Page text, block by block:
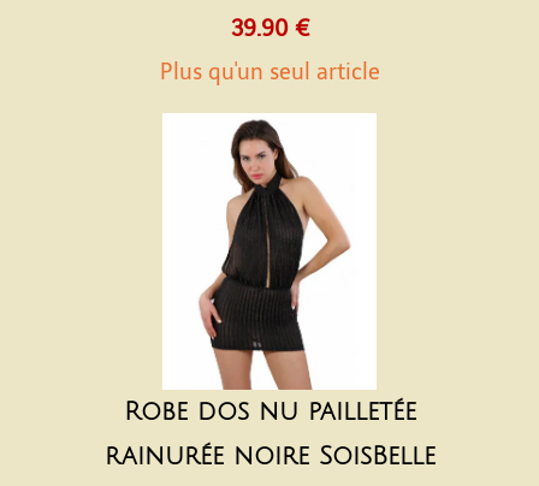
39.90 €
Plus qu'un seul article
Robe dos nu pailletée
rainurée noire SoisBelle